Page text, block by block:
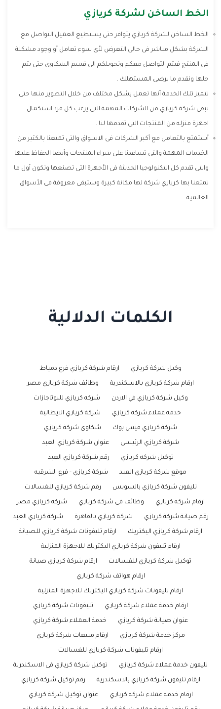
الخط الساخن لشركة كريازي
الخط الساخن لشركة كريازي يتوافر حتى يستطيع العميل التواصل مع
الشركة بشكل مباشر فى حالى التعرض لأى سوء تعامل أو وجود مشكلة
فى المنتج فيتم التواصل معكم وتحويلكم الى قسم الشكاوى حتى يتم
حلها ونقدم ما يرضى المستهلك .
تتميز تلك الخدمة أنها تعمل بشكل مختلف من خلال التطوير منها حتى
تبقى شركة كريازي من الشركات المهمة التى يرغب كل فرد استكمال
اجهزة منزله من المنتجات التى تقدمها لنا .
أستمتع بالتعامل مع أكبر الشركات فى الاسواق والتى تمتعنا بالكثير من
الخدمات المهمة والتى تساعدنا على شراء المنتجات وأيضا الحفاظ عليها
والتى تقدم كل التكنولوجيا الحديثة فى الأجهزة التى تصنعها وتكون أول ما
تمتعنا بها كريازي شركة لها مكانة كبيرة وستبقى معروفة فى الأسواق
العالمية .
الكلمات الدلالية
وكيل شركة كريازي ارقام شركة كريازي فرع دمياط
ارقام شركة كريازي بالاسكندرية وظائف شركة كريازي مصر
وكيل شركة كريازي في الاردن شركه كريازي للبوتاجازات
خدمه عملاء شركه كريازي شركة كريازي الايطالية
شركة كريازي فيس بوك شكاوى شركة كريازي
شركة كريازي الرئيسى عنوان شركة كريازي العبد
توكيل شركه كريازي رقم شركة كريازي العبد
موقع شركة كريازي العبد شركة كريازي - فرع الشرقيه
تليفون شركة كريازي بالسويس رقم شركة كريازي للغسالات
ارقام شركه كريازي وظائف فى شركة كريازي شركه كريازي مصر
رقم صيانة شركة كريازي شركة كريازي بالقاهرة شركة كريازي العبد
ارقام شركة كريازي اليكتريك ارقام تليفونات شركة كريازي للصيانة
ارقام تليفون شركة كريازي اليكتريك للاجهزة المنزلية
توكيل شركة كريازي للغسالات ارقام شركة كريازي صيانة
ارقام هواتف شركة كريازي
ارقام تليفونات شركة كريازي اليكتريك للاجهزة المنزلية
ارقام خدمة عملاء شركة كريازي تليفونات شركة كريازي
عنوان صيانة شركة كريازي خدمة العملاء شركة كريازي
مركز خدمة شركة كريازي ارقام مبيعات شركة كريازي
ارقام تليفونات شركة كريازي للغسالات
تليفون خدمة عملاء شركة كريازي توكيل شركة كريازي فى الاسكندرية
ارقام تليفون شركة كريازي بالاسكندرية رقم توكيل شركة كريازي
ارقام خدمه عملاء شركه كريازي عنوان توكيل شركة كريازي